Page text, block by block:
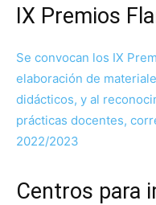
IX Premios
Se convocan los IX
elaboración de
didácticos, y al
prácticas docentes,
2022/2023
Centros para